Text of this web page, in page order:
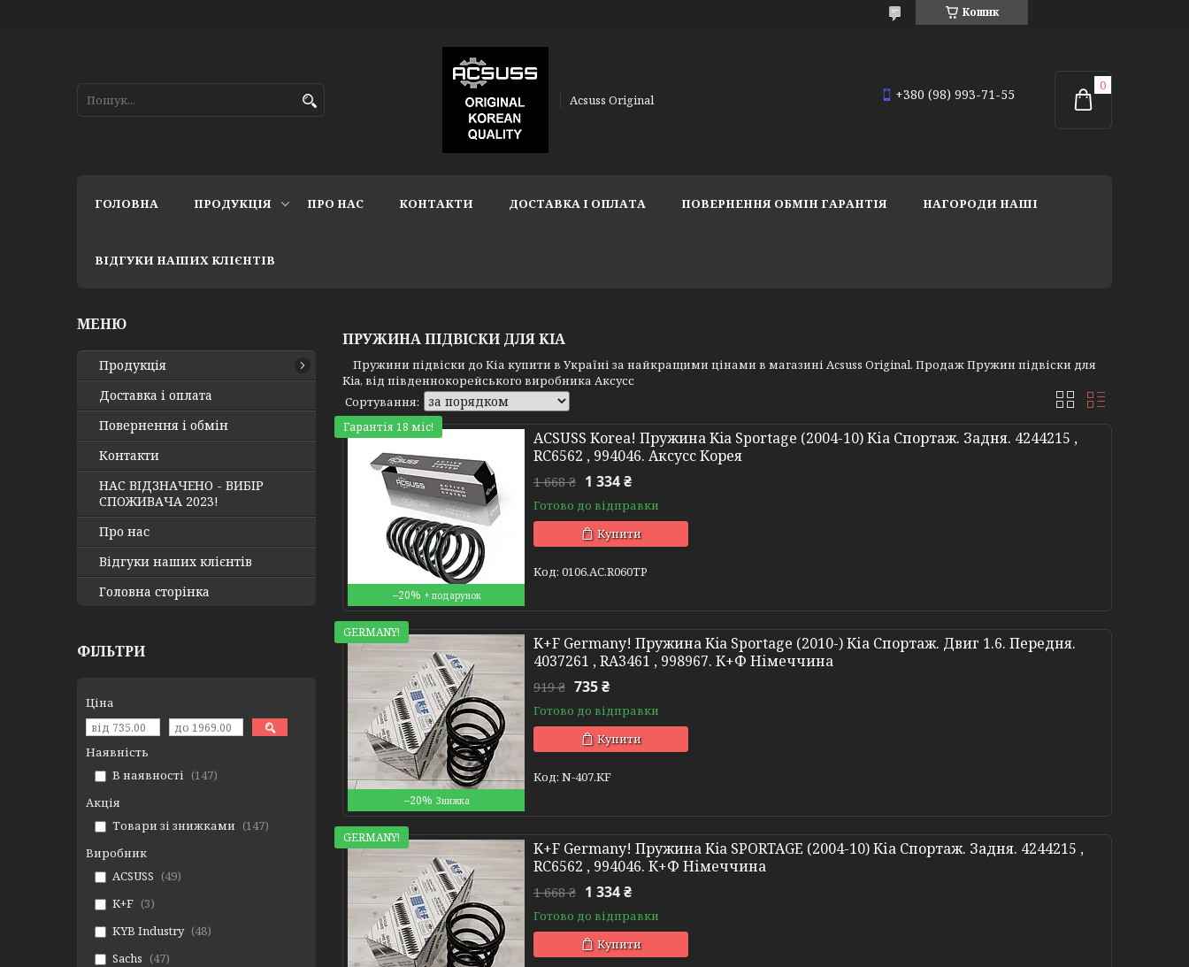
Кошик
Acsuss Original +380 (98) 993-71-55
ГОЛОВНА ПРОДУКЦІЯ ПРО НАС КОНТАКТИ ДОСТАВКА І ОПЛАТА ПОВЕРНЕННЯ ОБМІН ГАРАНТІЯ НАГОРОДИ НАШІ
ВІДГУКИ НАШИХ КЛІЄНТІВ
ПРУЖИНА ПІДВІСКИ ДЛЯ KIA
Пружини підвіски до Кіа купити в Україні за найкращими цінами в магазині Acsuss Original. Продаж Пружин підвіски для
Kia, від південнокорейського виробника Аксусс
Гарантія 18 міс!
–20%
ACSUSS Korea! Пружина Kia Sportage (2004-10) Кіа Спортаж. Задня. 4244215 ,
RC6562 , 994046. Аксусс Корея
1 668 ₴ 1 334 ₴
Готово до відправки
Купити
0106.AC.R060TP
GERMANY!
–20%
K+F Germany! Пружина Kia Sportage (2010-) Кіа Спортаж. Двиг 1.6. Передня.
4037261 , RA3461 , 998967. К+Ф Німеччина
919 ₴ 735 ₴
Готово до відправки
Купити
N-407.KF
GERMANY!
K+F Germany! Пружина Kia SPORTAGE (2004-10) Кіа Спортаж. Задня. 4244215 ,
RC6562 , 994046. К+Ф Німеччина
1 668 ₴ 1 334 ₴
Готово до відправки
Купити
Продукція
Доставка і оплата
Повернення і обмін
Контакти
НАС ВІДЗНАЧЕНО - ВИБІР
СПОЖИВАЧА 2023!
Про нас
Відгуки наших клієнтів
Головна сторінка
ФІЛЬТРИ
Ціна
Наявність
В наявності
147
Акція
Товари зі знижками
147
Виробник
ACSUSS
49
K+F
3
KYB Industry
48
Sachs
47